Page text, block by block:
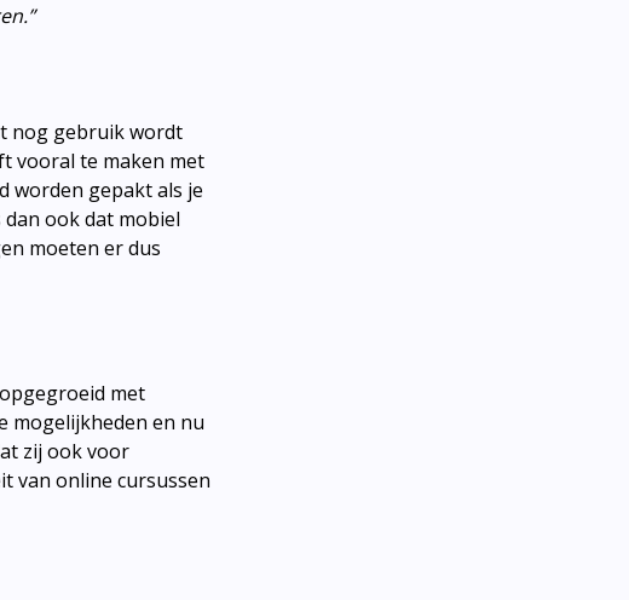
nog gebruik wordt
vooral te maken met
worden gepakt als je
ook dat mobiel
moeten er dus
met
mogelijkheden en nu
zij ook voor
van online cursussen